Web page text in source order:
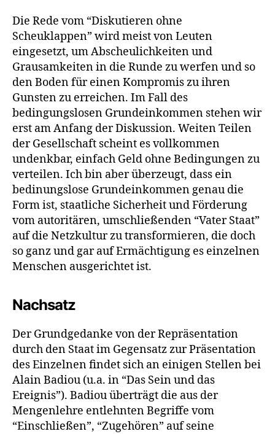
Die Rede vom “Diskutieren ohne
Scheuklappen” wird meist von Leuten
eingesetzt, um Abscheulichkeiten und
Grausamkeiten in die Runde zu werfen und so
den Boden für einen Kompromis zu ihren
Gunsten zu erreichen. Im Fall des
bedingungslosen Grundeinkommen stehen wir
erst am Anfang der Diskussion. Weiten Teilen
der Gesellschaft scheint es vollkommen
undenkbar, einfach Geld ohne Bedingungen zu
verteilen. Ich bin aber überzeugt, dass ein
bedinungslose Grundeinkommen genau die
Form ist, staatliche Sicherheit und Förderung
vom autoritären, umschließenden “Vater Staat”
auf die Netzkultur zu transformieren, die doch
so ganz und gar auf Ermächtigung es einzelnen
Menschen ausgerichtet ist.
Nachsatz
Der Grundgedanke von der Repräsentation
durch den Staat im Gegensatz zur Präsentation
des Einzelnen findet sich an einigen Stellen bei
Alain Badiou (u.a. in “Das Sein und das
Ereignis”). Badiou überträgt die aus der
Mengenlehre entlehnten Begriffe vom
“Einschließen”, “Zugehören” auf seine